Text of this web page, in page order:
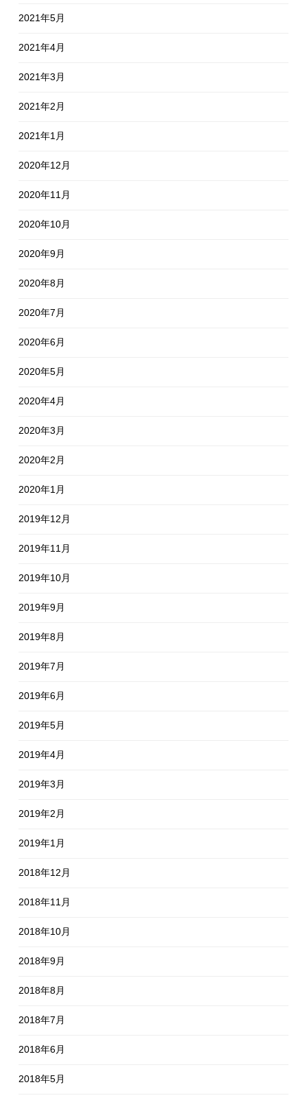
2021年5月
2021年4月
2021年3月
2021年2月
2021年1月
2020年12月
2020年11月
2020年10月
2020年9月
2020年8月
2020年7月
2020年6月
2020年5月
2020年4月
2020年3月
2020年2月
2020年1月
2019年12月
2019年11月
2019年10月
2019年9月
2019年8月
2019年7月
2019年6月
2019年5月
2019年4月
2019年3月
2019年2月
2019年1月
2018年12月
2018年11月
2018年10月
2018年9月
2018年8月
2018年7月
2018年6月
2018年5月